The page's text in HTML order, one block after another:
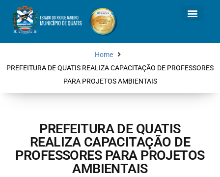
Home
PREFEITURA DE QUATIS REALIZA CAPACITAÇÃO DE PROFESSORES
PARA PROJETOS AMBIENTAIS
PREFEITURA DE QUATIS
REALIZA CAPACITAÇÃO DE
PROFESSORES PARA PROJETOS
AMBIENTAIS